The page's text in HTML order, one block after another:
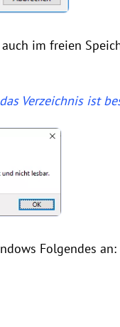
im freien
Verzeichnis ist
Folgendes an: